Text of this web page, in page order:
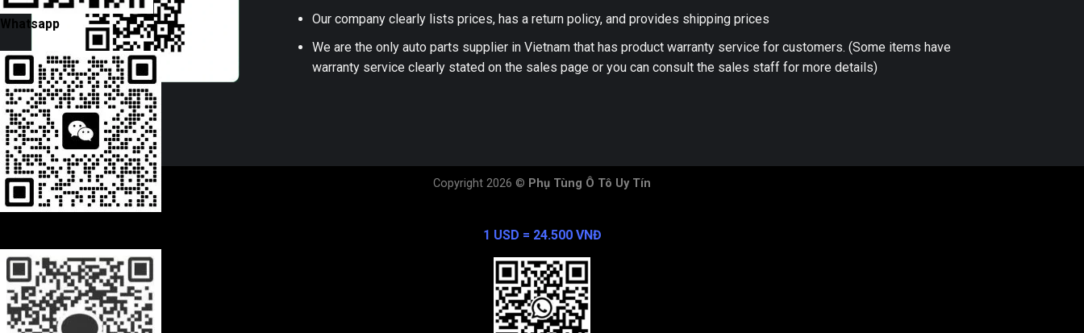
Our company clearly lists prices, has a return policy, and provides shipping prices
We are the only auto parts supplier in Vietnam that has product warranty service for customers. (Some items have
warranty service clearly stated on the sales page or you can consult the sales staff for more details)
Copyright 2026 © Phụ Tùng Ô Tô Uy Tín
Whatsapp
1 USD = 24.500 VNĐ